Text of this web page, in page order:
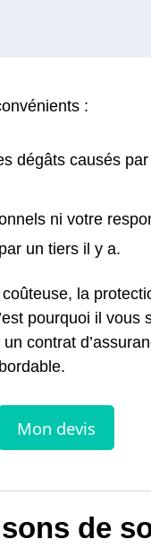
:
dégâts causés
ni votre
un tiers il y a.
la
pourquoi il vous
contrat
de